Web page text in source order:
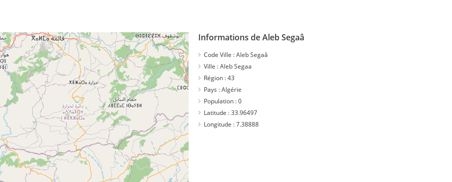
Informations de Aleb Segaâ
Code Ville :Aleb Segaâ
Ville :Aleb Segaa
Région :43
Pays :Algérie
Population :0
Latitude :33.96497
Longitude :7.38888